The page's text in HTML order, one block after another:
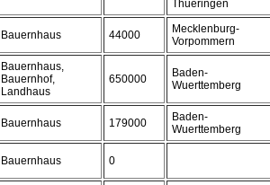
Thueringen
Bauernhaus 44000
Mecklenburg-
Vorpommern
Bauernhaus,
Bauernhof,
Landhaus
650000
Baden-
Wuerttemberg
Bauernhaus 179000
Baden-
Wuerttemberg
Bauernhaus 0